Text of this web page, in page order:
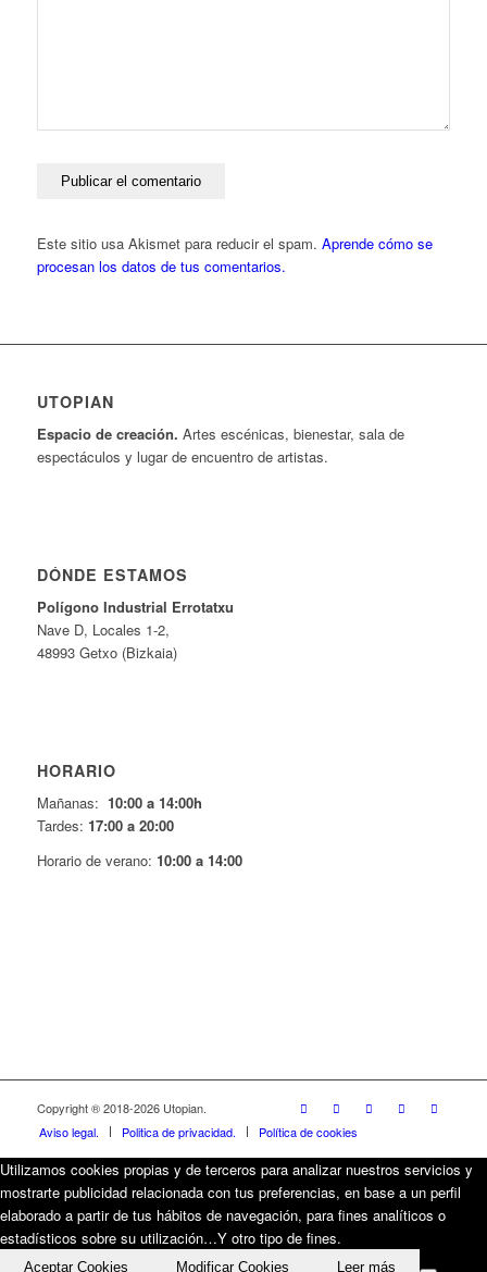
Este sitio usa Akismet para reducir el spam. Aprende cómo se
procesan los datos de tus comentarios.
UTOPIAN
Espacio de creación. Artes escénicas, bienestar, sala de
espectáculos y lugar de encuentro de artistas.
DÓNDE ESTAMOS
Polígono Industrial Errotatxu
Nave D, Locales 1-2,
48993 Getxo (Bizkaia)
HORARIO
Mañanas: 10:00 a 14:00h
Tardes: 17:00 a 20:00
Horario de verano: 10:00 a 14:00
Copyright ® 2018-2026 Utopian.
Aviso legal.
Politica de privacidad. Política de cookies
Utilizamos cookies propias y de terceros para analizar nuestros servicios y
mostrarte publicidad relacionada con tus preferencias, en base a un perfil
elaborado a partir de tus hábitos de navegación, para fines analíticos o
estadísticos sobre su utilización…Y otro tipo de fines.
Aceptar Cookies Modificar Cookies Leer más